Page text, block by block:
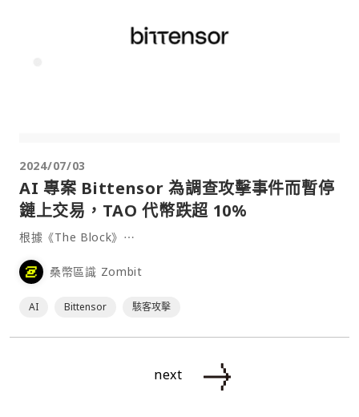
2024/07/03
AI 專案 Bittensor 為調查攻擊事件而暫停
鏈上交易，TAO 代幣跌超 10%
根據《The Block》⋯
桑幣區識 Zombit
AI Bittensor 駭客攻擊
next